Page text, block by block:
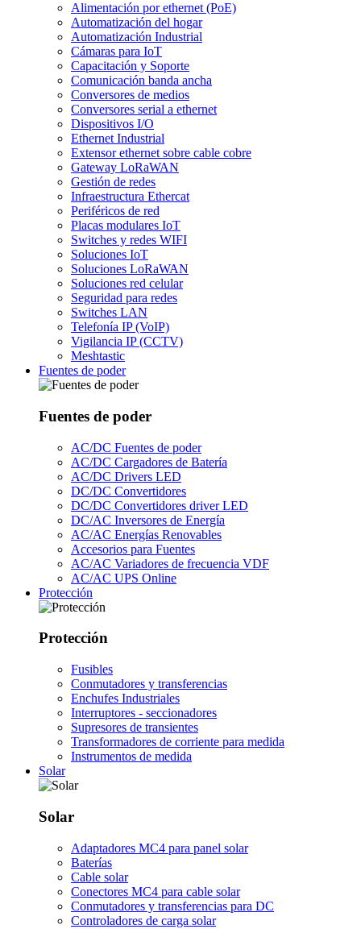
Alimentación por ethernet (PoE)
Automatización del hogar
Automatización Industrial
Cámaras para IoT
Capacitación y Soporte
Comunicación banda ancha
Conversores de medios
Conversores serial a ethernet
Dispositivos I/O
Ethernet Industrial
Extensor ethernet sobre cable cobre
Gateway LoRaWAN
Gestión de redes
Infraestructura Ethercat
Periféricos de red
Placas modulares IoT
Switches y redes WIFI
Soluciones IoT
Soluciones LoRaWAN
Soluciones red celular
Seguridad para redes
Switches LAN
Telefonía IP (VoIP)
Vigilancia IP (CCTV)
Meshtastic
Fuentes de poder
Fuentes de poder
AC/DC Fuentes de poder
AC/DC Cargadores de Batería
AC/DC Drivers LED
DC/DC Convertidores
DC/DC Convertidores driver LED
DC/AC Inversores de Energía
AC/AC Energías Renovables
Accesorios para Fuentes
AC/AC Variadores de frecuencia VDF
AC/AC UPS Online
Protección
Protección
Fusibles
Conmutadores y transferencias
Enchufes Industriales
Interruptores - seccionadores
Supresores de transientes
Transformadores de corriente para medida
Instrumentos de medida
Solar
Solar
Adaptadores MC4 para panel solar
Baterías
Cable solar
Conectores MC4 para cable solar
Conmutadores y transferencias para DC
Controladores de carga solar